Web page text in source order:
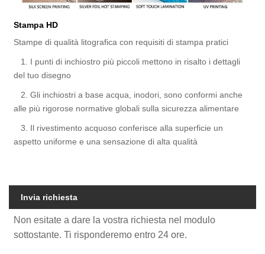
Stampa HD
Stampe di qualità litografica con requisiti di stampa pratici
1. I punti di inchiostro più piccoli mettono in risalto i dettagli
del tuo disegno
2. Gli inchiostri a base acqua, inodori, sono conformi anche
alle più rigorose normative globali sulla sicurezza alimentare
3. Il rivestimento acquoso conferisce alla superficie un
aspetto uniforme e una sensazione di alta qualità
Invia richiesta
Non esitate a dare la vostra richiesta nel modulo
sottostante. Ti risponderemo entro 24 ore.